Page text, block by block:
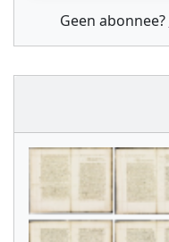
Geen abonnee?